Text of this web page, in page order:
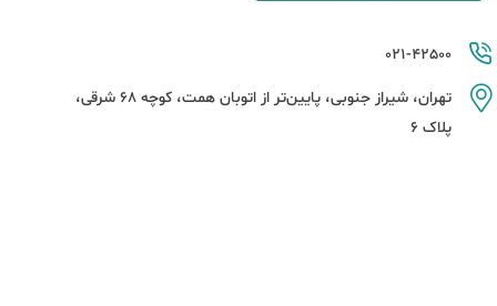
021-42500
تهران، شیراز جنوبی، پایین‌تر از اتوبان همت، کوچه 68 شرقی،
پلاک 6